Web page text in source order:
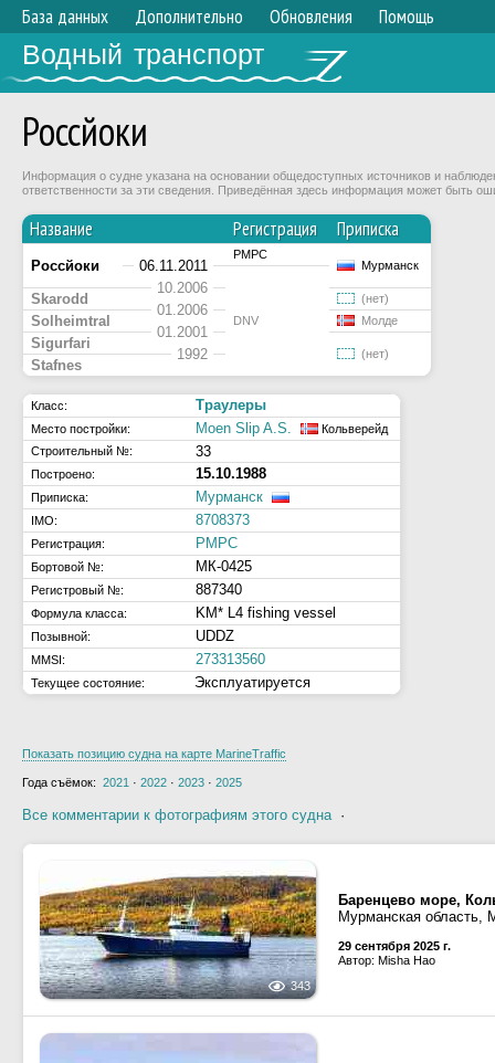
База данных Дополнительно Обновления Помощь
Водный транспорт
Россйоки
Информация о судне указана на основании общедоступных источников и
ответственности за эти сведения. Приведённая здесь информация может быть
Название Регистрация Приписка
Россйоки 06.11.2011
РМРС
Мурманск
10.2006
DNV
Skarodd
01.2006
(нет)
Solheimtral
01.2001
Молде
Sigurfari
1992 (нет)
Stafnes
Класс: Траулеры
Место постройки: Moen Slip A.S.
Кольверейд
Строительный №:
33
Построено: 15.10.1988
Приписка: Мурманск
IMO: 8708373
Регистрация: РМРС
Бортовой №: МК-0425
Регистровый №: 887340
Формула класса: KM* L4 fishing vessel
Позывной: UDDZ
MMSI: 273313560
Текущее состояние: Эксплуатируется
Показать позицию судна на карте MarineTraffic
Года съёмок: 2021 · 2022 · 2023 · 2025
Все комментарии к фотографиям этого судна·
343
Баренцево море,
Мурманская область,
29 сентября 2025 г.
Автор: Misha Hao